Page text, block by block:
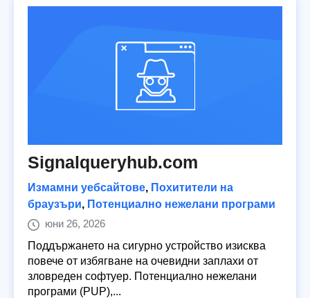
Signalqueryhub.com
Измамни уебсайтове, Похитители на
браузъри, Потенциално нежелани програми
юни 26, 2026
Поддържането на сигурно устройство изисква
повече от избягване на очевидни заплахи от
зловреден софтуер. Потенциално нежелани
програми (PUP),...